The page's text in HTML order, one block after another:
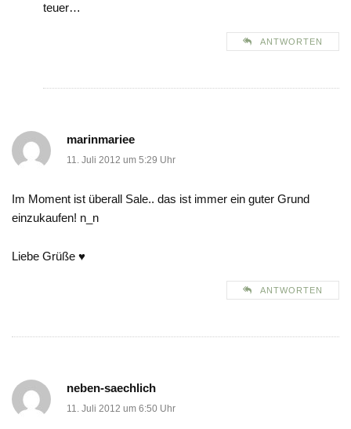
teuer…
ANTWORTEN
marinmariee
11. Juli 2012 um 5:29 Uhr
Im Moment ist überall Sale.. das ist immer ein guter Grund
einzukaufen! n_n
Liebe Grüße ♥
ANTWORTEN
neben-saechlich
11. Juli 2012 um 6:50 Uhr